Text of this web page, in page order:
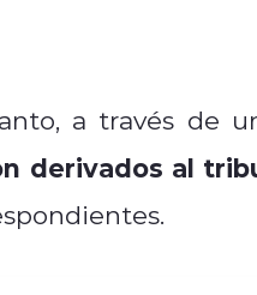
a través de
derivados al